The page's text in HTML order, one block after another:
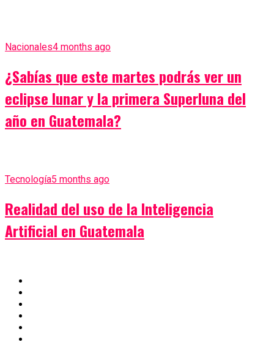
Nacionales4 months ago
¿Sabías que este martes podrás ver un
eclipse lunar y la primera Superluna del
año en Guatemala?
Tecnología5 months ago
Realidad del uso de la Inteligencia
Artificial en Guatemala